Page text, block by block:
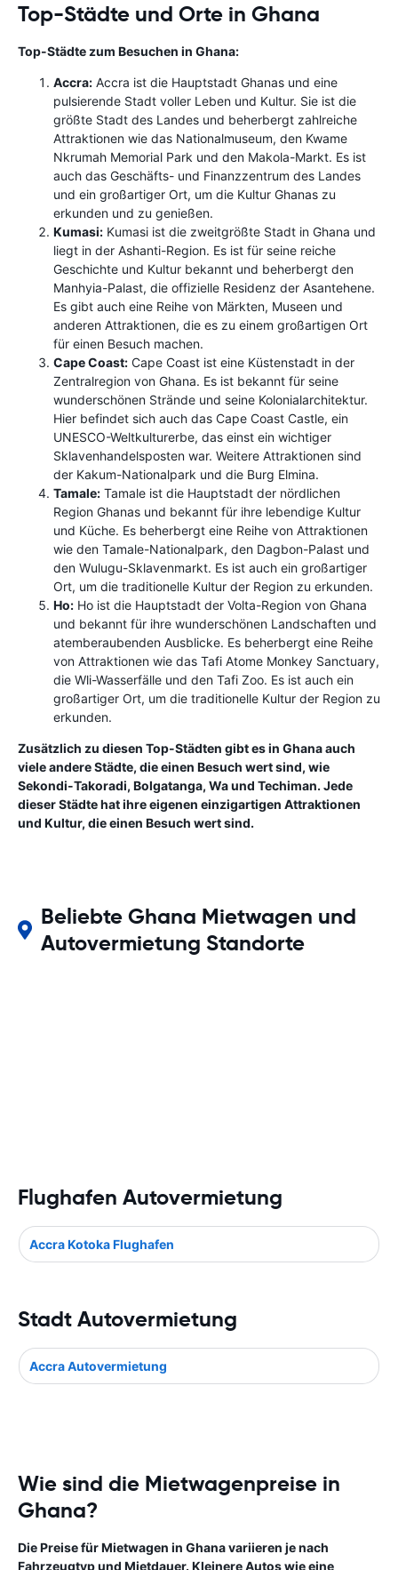
Top-Städte und Orte in Ghana
Top-Städte zum Besuchen in Ghana:
Accra: Accra ist die Hauptstadt Ghanas und eine
pulsierende Stadt voller Leben und Kultur. Sie ist die
größte Stadt des Landes und beherbergt zahlreiche
Attraktionen wie das Nationalmuseum, den Kwame
Nkrumah Memorial Park und den Makola-Markt. Es ist
auch das Geschäfts- und Finanzzentrum des Landes
und ein großartiger Ort, um die Kultur Ghanas zu
erkunden und zu genießen.
Kumasi: Kumasi ist die zweitgrößte Stadt in Ghana und
liegt in der Ashanti-Region. Es ist für seine reiche
Geschichte und Kultur bekannt und beherbergt den
Manhyia-Palast, die offizielle Residenz der Asantehene.
Es gibt auch eine Reihe von Märkten, Museen und
anderen Attraktionen, die es zu einem großartigen Ort
für einen Besuch machen.
Cape Coast: Cape Coast ist eine Küstenstadt in der
Zentralregion von Ghana. Es ist bekannt für seine
wunderschönen Strände und seine Kolonialarchitektur.
Hier befindet sich auch das Cape Coast Castle, ein
UNESCO-Weltkulturerbe, das einst ein wichtiger
Sklavenhandelsposten war. Weitere Attraktionen sind
der Kakum-Nationalpark und die Burg Elmina.
Tamale: Tamale ist die Hauptstadt der nördlichen
Region Ghanas und bekannt für ihre lebendige Kultur
und Küche. Es beherbergt eine Reihe von Attraktionen
wie den Tamale-Nationalpark, den Dagbon-Palast und
den Wulugu-Sklavenmarkt. Es ist auch ein großartiger
Ort, um die traditionelle Kultur der Region zu erkunden.
Ho: Ho ist die Hauptstadt der Volta-Region von Ghana
und bekannt für ihre wunderschönen Landschaften und
atemberaubenden Ausblicke. Es beherbergt eine Reihe
von Attraktionen wie das Tafi Atome Monkey Sanctuary,
die Wli-Wasserfälle und den Tafi Zoo. Es ist auch ein
großartiger Ort, um die traditionelle Kultur der Region zu
erkunden.
Zusätzlich zu diesen Top-Städten gibt es in Ghana auch
viele andere Städte, die einen Besuch wert sind, wie
Sekondi-Takoradi, Bolgatanga, Wa und Techiman. Jede
dieser Städte hat ihre eigenen einzigartigen Attraktionen
und Kultur, die einen Besuch wert sind.
Beliebte Ghana Mietwagen und
Autovermietung Standorte
Flughafen Autovermietung
Accra Kotoka Flughafen
Stadt Autovermietung
Accra Autovermietung
Wie sind die Mietwagenpreise in
Ghana?
Die Preise für Mietwagen in Ghana variieren je nach
Fahrzeugtyp und Mietdauer. Kleinere Autos wie eine